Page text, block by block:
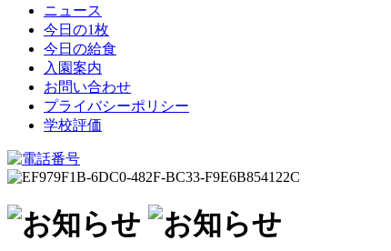
ニュース
今日の1枚
今日の給食
入園案内
お問い合わせ
プライバシーポリシー
学校評価